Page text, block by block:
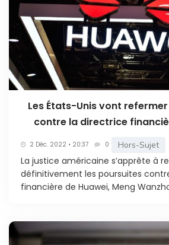
Les États-Unis vont
contre la directrice
2 Déc. 2022 • 20:37 0 Hors-Sujet
La justice américaine s’apprête à
définitivement les poursuites
financière de Huawei, Meng